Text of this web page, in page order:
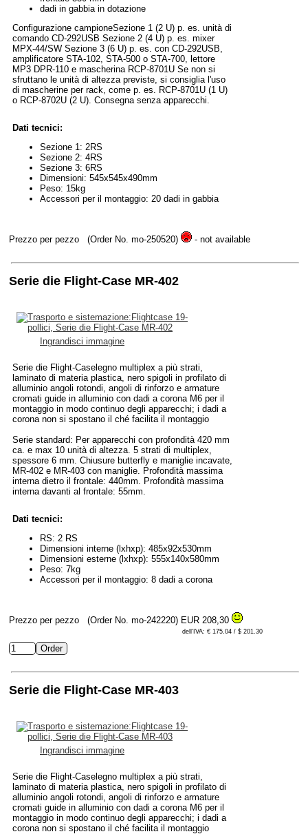
dadi in gabbia in dotazione
Configurazione campioneSezione 1 (2 U) p. es. unità di
comando CD-292USB Sezione 2 (4 U) p. es. mixer
MPX-44/SW Sezione 3 (6 U) p. es. con CD-292USB,
amplificatore STA-102, STA-500 o STA-700, lettore
MP3 DPR-110 e mascherina RCP-8701U Se non si
sfruttano le unità di altezza previste, si consiglia l'uso
di mascherine per rack, come p. es. RCP-8701U (1 U)
o RCP-8702U (2 U). Consegna senza apparecchi.
Dati tecnici:
Sezione 1: 2RS
Sezione 2: 4RS
Sezione 3: 6RS
Dimensioni: 545x545x490mm
Peso: 15kg
Accessori per il montaggio: 20 dadi in gabbia
Prezzo per pezzo (Order No. mo-250520) - not available
Serie die Flight-Case MR-402
Ingrandisci immagine
Serie die Flight-Caselegno multiplex a più strati,
laminato di materia plastica, nero spigoli in profilato di
alluminio angoli rotondi, angoli di rinforzo e armature
cromati guide in alluminio con dadi a corona M6 per il
montaggio in modo continuo degli apparecchi; i dadi a
corona non si spostano il ché facilita il montaggio
Serie standard: Per apparecchi con profondità 420 mm
ca. e max 10 unità di altezza. 5 strati di multiplex,
spessore 6 mm. Chiusure butterfly e maniglie incavate,
MR-402 e MR-403 con maniglie. Profondità massima
interna dietro il frontale: 440mm. Profondità massima
interna davanti al frontale: 55mm.
Dati tecnici:
RS: 2 RS
Dimensioni interne (lxhxp): 485x92x530mm
Dimensioni esterne (lxhxp): 555x140x580mm
Peso: 7kg
Accessori per il montaggio: 8 dadi a corona
Prezzo per pezzo (Order No. mo-242220) EUR 208,30
dell'IVA: € 175.04 / $ 201.30
Serie die Flight-Case MR-403
Ingrandisci immagine
Serie die Flight-Caselegno multiplex a più strati,
laminato di materia plastica, nero spigoli in profilato di
alluminio angoli rotondi, angoli di rinforzo e armature
cromati guide in alluminio con dadi a corona M6 per il
montaggio in modo continuo degli apparecchi; i dadi a
corona non si spostano il ché facilita il montaggio